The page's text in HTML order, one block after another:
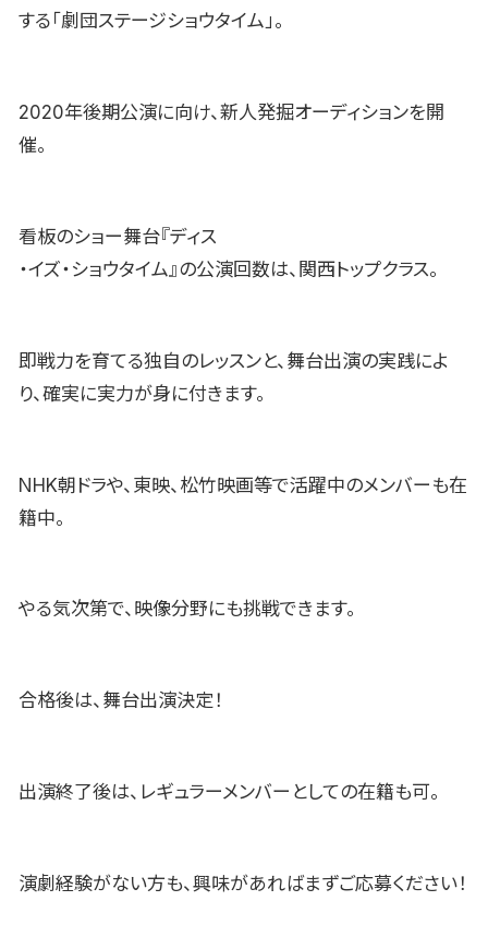
する「劇団ステージショウタイム」。
2020年後期公演に向け、新人発掘オーディションを開
催。
看板のショー舞台『ディス
・イズ・ショウタイム』の公演回数は、関西トップクラス。
即戦力を育てる独自のレッスンと、舞台出演の実践によ
り、確実に実力が身に付きます。
NHK朝ドラや、東映、松竹映画等で活躍中のメンバーも在
籍中。
やる気次第で、映像分野にも挑戦できます。
合格後は、舞台出演決定！
出演終了後は、レギュラーメンバーとしての在籍も可。
演劇経験がない方も、興味があればまずご応募ください！